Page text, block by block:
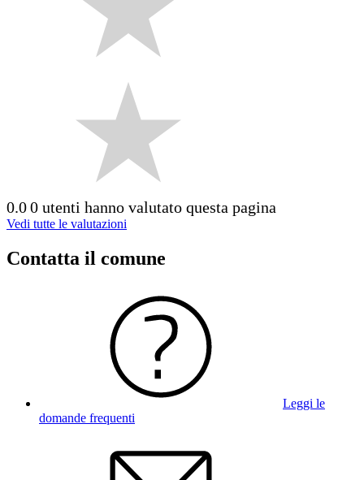
0.00 utenti hanno valutato questa pagina
Vedi tutte le valutazioni
Contatta il comune
Leggi le
domande frequenti